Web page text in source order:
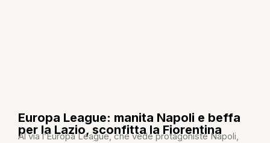
Europa League: manita Napoli e beffa
per la Lazio, sconfitta la Fiorentina
Al via l’Europa League, che vede protagoniste Napoli,